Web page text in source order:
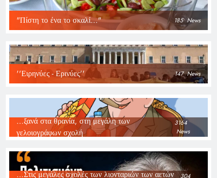
"Πίστη το ένα το σκαλί..." 185 News
''Ειρηνύες - Ερινύες'' 147 News
...ξανά στα θρανία, στη μεγάλη των
γελοιογράφων σχολή
3164
News
...Στις μεγάλες σχολές των λιονταριών των αετών